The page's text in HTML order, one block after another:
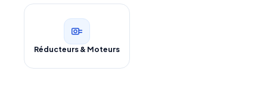
Réducteurs & Moteurs